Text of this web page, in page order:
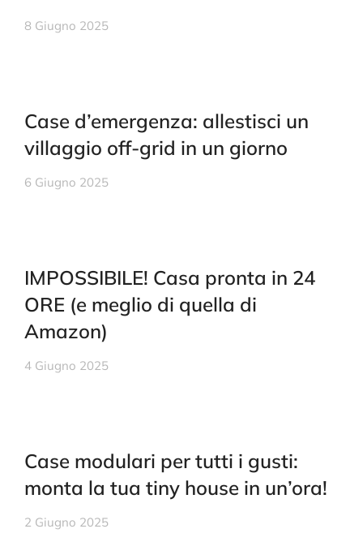
8 Giugno 2025
Case d’emergenza: allestisci un
villaggio off-grid in un giorno
6 Giugno 2025
IMPOSSIBILE! Casa pronta in 24
ORE (e meglio di quella di
Amazon)
4 Giugno 2025
Case modulari per tutti i gusti:
monta la tua tiny house in un’ora!
2 Giugno 2025